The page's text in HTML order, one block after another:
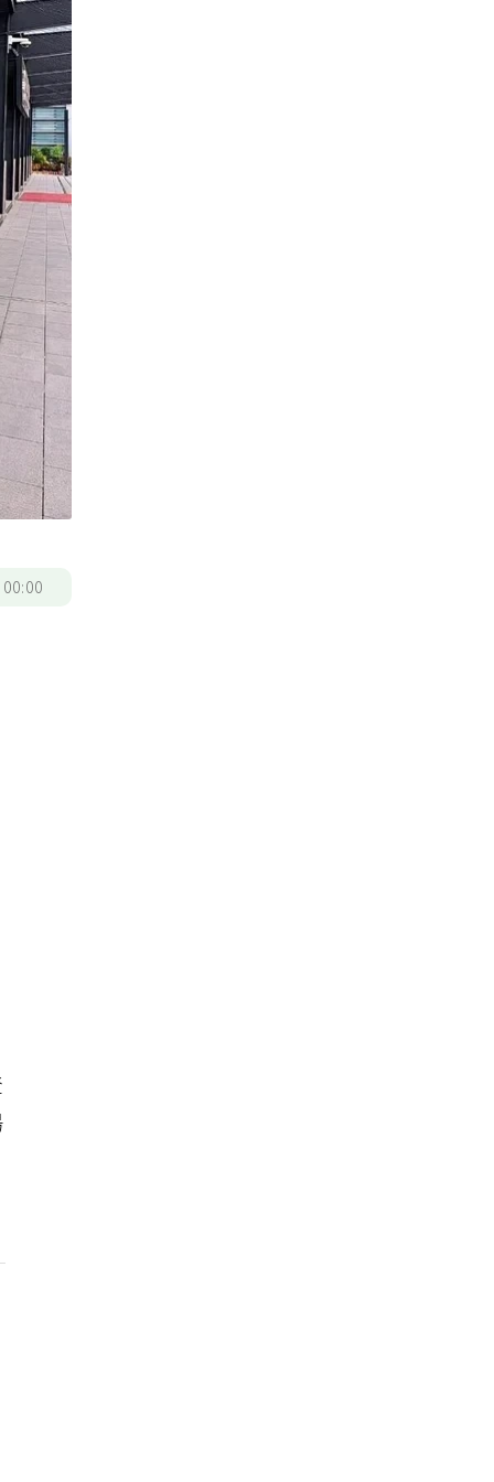
00:00